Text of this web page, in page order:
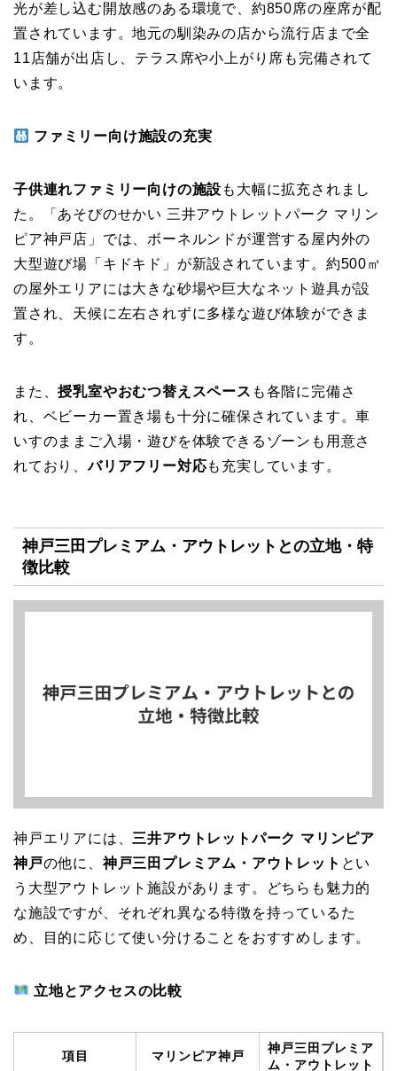
光が差し込む開放感のある環境で、約850席の座席が配
置されています。地元の馴染みの店から流行店まで全
11店舗が出店し、テラス席や小上がり席も完備されて
います。
ファミリー向け施設の充実
子供連れファミリー向けの施設 も大幅に拡充されまし
た。「あそびのせかい 三井アウトレットパーク マリン
ピア神戸店」では、ボーネルンドが運営する屋内外の
大型遊び場「キドキド」が新設されています。約500㎡
の屋外エリアには大きな砂場や巨大なネット遊具が設
置され、天候に左右されずに多様な遊び体験ができま
す。
また、授乳室やおむつ替えスペース も各階に完備さ
れ、ベビーカー置き場も十分に確保されています。車
いすのままご入場・遊びを体験できるゾーンも用意さ
れており、バリアフリー対応も充実しています。
神戸三田プレミアム・アウトレットとの立地・特
徴比較
神戸エリアには、 三井アウトレットパーク マリンピア
神戸の他に、 神戸三田プレミアム・アウトレット とい
う大型アウトレット施設があります。どちらも魅力的
な施設ですが、それぞれ異なる特徴を持っているた
め、目的に応じて使い分けることをおすすめします。
立地とアクセスの比較
項目 マリンピア神戸
神戸三田プレミア
ム・アウトレット